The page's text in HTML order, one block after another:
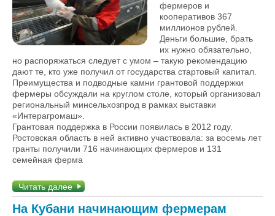
фермеров и
кооперативов 367
миллионов рублей.
Деньги большие, брать
их нужно обязательно,
но распоряжаться следует с умом – такую рекомендацию
дают те, кто уже получил от государства стартовый капитал.
Преимущества и подводные камни грантовой поддержки
фермеры обсуждали на круглом столе, который организовал
региональный минсельхозпрод в рамках выставки
«Интерагромаш».
Грантовая поддержка в России появилась в 2012 году.
Ростовская область в ней активно участвовала: за восемь лет
гранты получили 716 начинающих фермеров и 131
семейная ферма
Читать далее
На Кубани начинающим фермерам